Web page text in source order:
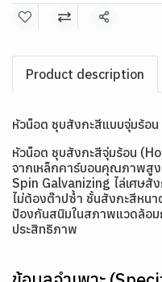
แชร์
Product description
หัวน็อต ชุบสังกะสีแบบจุ่มร้อน
หัวน็อต ชุบสังกะสีจุ่มร้อน
จากเหล็กคาร์บอนคุณภาพสูง
Spin Galvanizing ไล่เศษสั
ไม่ต้องต๊าปซ้ำ ชั้นสังกะสีหน
ป้องกันสนิมในสภาพแวดล้อ
ประสิทธิภาพ